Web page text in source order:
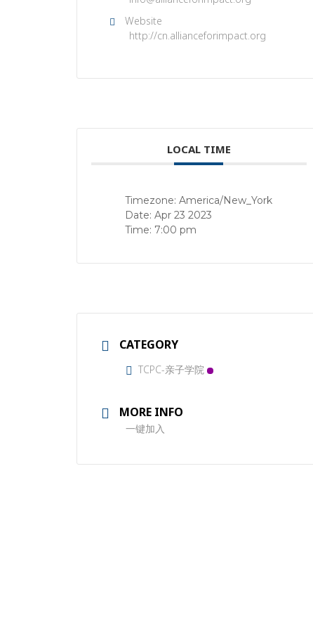
Website
http://cn.allianceforimpact.org
LOCAL TIME
Timezone: America/New_York
Date: Apr 23 2023
Time: 7:00 pm
CATEGORY
TCPC-亲子学院
MORE INFO
一键加入